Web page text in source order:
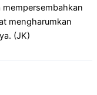
mengharumkan
(JK)